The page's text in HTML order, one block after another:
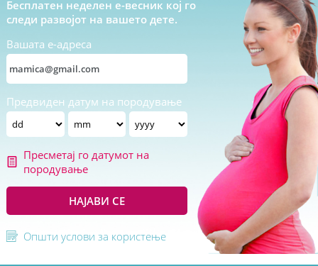
Бесплатен неделен е-весник кој го
следи развојот на вашето дете.
Вашата е-адреса
Предвиден датум на породување
Пресметај го датумот на
породување
НАЈАВИ СЕ
Општи услови за користење